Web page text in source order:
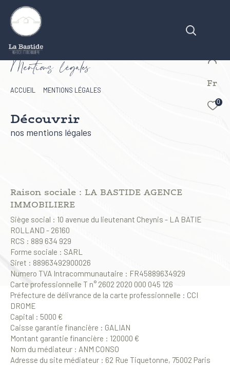
Fr
0
Mentios légae
ACCUEIL MENTIONS LÉGALES
Découvrir
nos mentions légales
Raison sociale : LA BASTIDE AGENCE
IMMOBILIERE
Siège social : 10 avenue du lieutenant Cheynis - LA BATIE
ROLLAND - 26160
RCS : 889 634 929
Forme sociale : SARL
Siret : 88963492900026
Numero TVA Intracommunautaire : FR45889634929
Carte professionnelle T n° 2602 2020 000 045 126
Préfecture de délivrance de la carte professionnelle : CCI
DROME
Capital : 5000 €
Caisse garantie financière : GALIAN
Montant garantie financière : 120000 €
Nom du médiateur : ANM CONSO
Adresse du site médiateur : 62 Rue Tiquetonne, 75002 Paris
Effectuer une recherche
Type d'offre
Budget
Pièces
0 1
Localisation
Surface